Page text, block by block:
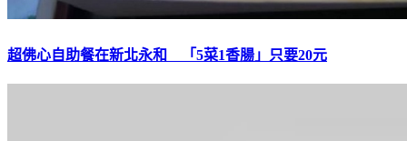
超佛心自助餐在新北永和 「5菜1香腸」只要20元